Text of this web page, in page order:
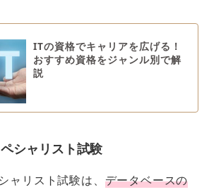
ITの資格でキャリアを広げる！
おすすめ資格をジャンル別で解
説
シャリスト試験
ャリスト試験は、 データベースの